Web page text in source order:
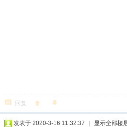
回复
发表于 2020-3-16 11:32:37 显示全部楼